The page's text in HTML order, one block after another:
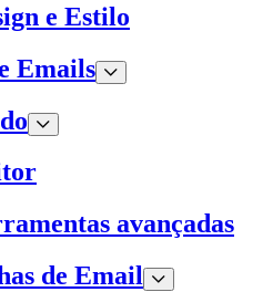
e Estilo
Emails
avançadas
de Email